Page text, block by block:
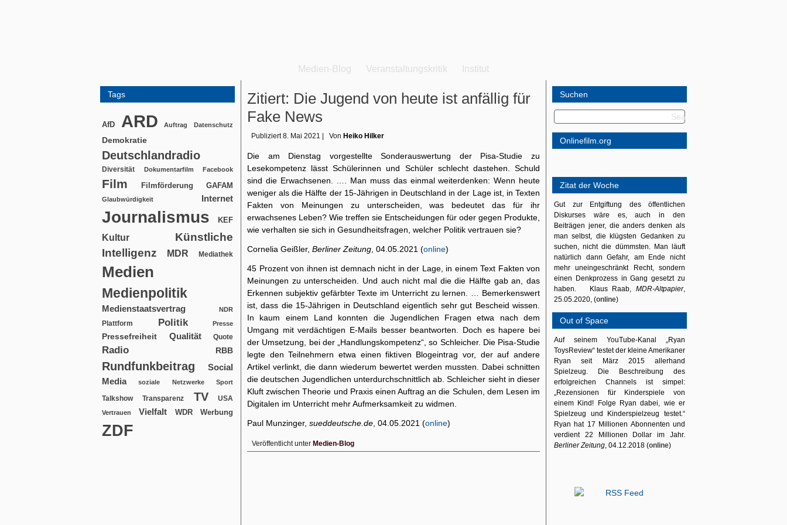
Medien-Blog Veranstaltungskritik Institut
Tags
AfD ARD Auftrag Datenschutz
Demokratie
Deutschlandradio
Diversität Dokumentarfilm Facebook
Film Filmförderung GAFAM
Glaubwürdigkeit Internet
Journalismus KEF
Kultur
Künstliche
Intelligenz
MDR Mediathek
Medien
Medienpolitik
Medienstaatsvertrag NDR
Plattform Politik Presse
Pressefreiheit Qualität Quote
Radio RBB
Rundfunkbeitrag
Social
Media
soziale Netzwerke Sport
Talkshow Transparenz TV USA
Vertrauen Vielfalt WDR Werbung
ZDF
Zitiert: Die Jugend von heute ist anfällig für
Fake News
Publiziert 8. Mai 2021 Von Heiko Hilker
Die am Dienstag vorgestellte Sonderauswertung der Pisa-Studie zu
Lesekompetenz lässt Schülerinnen und Schüler schlecht dastehen. Schuld
sind die Erwachsenen. …. Man muss das einmal weiterdenken: Wenn heute
weniger als die Hälfte der 15-Jährigen in Deutschland in der Lage ist, in Texten
Fakten von Meinungen zu unterscheiden, was bedeutet das für ihr
erwachsenes Leben? Wie treffen sie Entscheidungen für oder gegen Produkte,
wie verhalten sie sich in Gesundheitsfragen, welcher Politik vertrauen sie?
Cornelia Geißler, Berliner Zeitung , 04.05.2021 (online)
45 Prozent von ihnen ist demnach nicht in der Lage, in einem Text Fakten von
Meinungen zu unterscheiden. Und auch nicht mal die die Hälfte gab an, das
Erkennen subjektiv gefärbter Texte im Unterricht zu lernen. … Bemerkenswert
ist, dass die 15-Jährigen in Deutschland eigentlich sehr gut Bescheid wissen.
In kaum einem Land konnten die Jugendlichen Fragen etwa nach dem
Umgang mit verdächtigen E-Mails besser beantworten. Doch es hapere bei
der Umsetzung, bei der „Handlungskompetenz“, so Schleicher. Die Pisa-Studie
legte den Teilnehmern etwa einen fiktiven Blogeintrag vor, der auf andere
Artikel verlinkt, die dann wiederum bewertet werden mussten. Dabei schnitten
die deutschen Jugendlichen unterdurchschnittlich ab. Schleicher sieht in dieser
Kluft zwischen Theorie und Praxis einen Auftrag an die Schulen, dem Lesen im
Digitalen im Unterricht mehr Aufmerksamkeit zu widmen.
Paul Munzinger, sueddeutsche.de , 04.05.2021 (online)
Veröffentlicht unter Medien-Blog
Suchen
Onlinefilm.org
Zitat der Woche
Gut zur Entgiftung des öffentlichen
Diskurses wäre es, auch in den
Beiträgen jener, die anders denken als
man selbst, die klügsten Gedanken zu
suchen, nicht die dümmsten. Man läuft
natürlich dann Gefahr, am Ende nicht
mehr uneingeschränkt Recht, sondern
einen Denkprozess in Gang gesetzt zu
haben. Klaus Raab, MDR-Altpapier,
25.05.2020, (online)
Out of Space
Auf seinem YouTube-Kanal „Ryan
ToysReview“ testet der kleine Amerikaner
Ryan seit März 2015 allerhand
Spielzeug. Die Beschreibung des
erfolgreichen Channels ist simpel:
„Rezensionen für Kinderspiele von
einem Kind! Folge Ryan dabei, wie er
Spielzeug und Kinderspielzeug testet.“
Ryan hat 17 Millionen Abonnenten und
verdient 22 Millionen Dollar im Jahr.
Berliner Zeitung, 04.12.2018 (online)